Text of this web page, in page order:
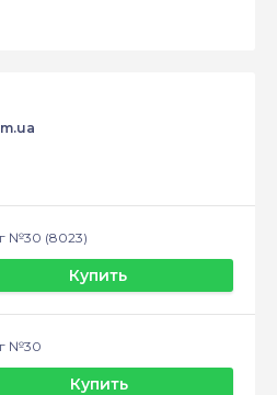
№30 (8023)
Купить
№30
Купить